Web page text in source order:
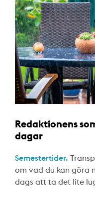
Redaktionens
dagar
Semestertider.
om vad du kan göra
dags att ta det lite